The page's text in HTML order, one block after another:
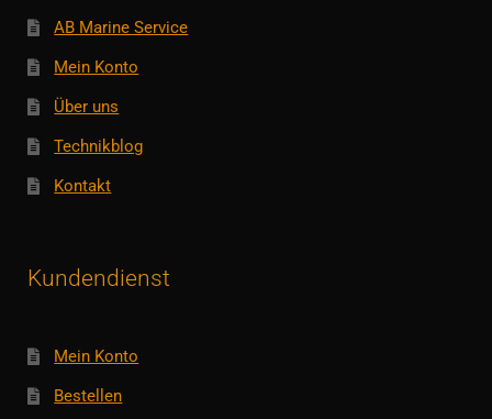
AB Marine Service
Mein Konto
Über uns
Technikblog
Kontakt
Kundendienst
Mein Konto
Bestellen